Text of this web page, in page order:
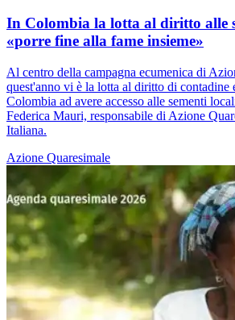
In Colombia la lotta al diritto alle
«porre fine alla fame insieme»
Al centro della campagna ecumenica di
quest'anno vi è la lotta al diritto di contadine
Colombia ad avere accesso alle sementi
Federica Mauri, responsabile di Azione
Italiana.
Azione Quaresimale